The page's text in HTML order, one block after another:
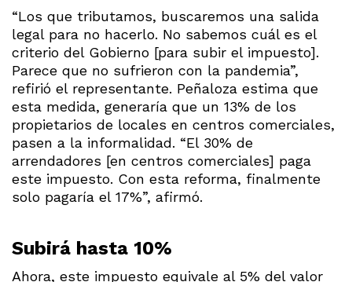
“Los que tributamos, buscaremos una salida
legal para no hacerlo. No sabemos cuál es el
criterio del Gobierno [para subir el impuesto].
Parece que no sufrieron con la pandemia”,
refirió el representante. Peñaloza estima que
esta medida, generaría que un 13% de los
propietarios de locales en centros comerciales,
pasen a la informalidad. “El 30% de
arrendadores [en centros comerciales] paga
este impuesto. Con esta reforma, finalmente
solo pagaría el 17%”, afirmó.
Subirá hasta 10%
Ahora, este impuesto equivale al 5% del valor